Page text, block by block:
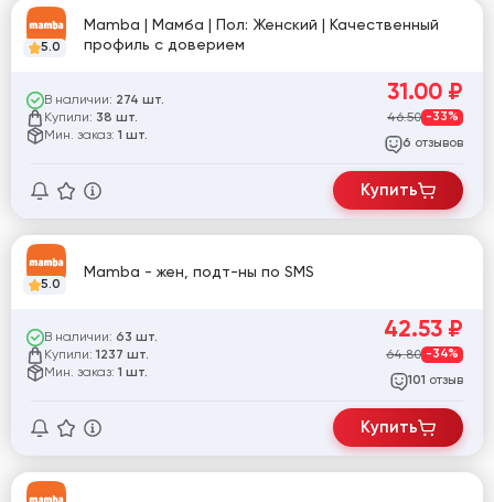
5.0
Mamba | Мамба | Пол: Женский | Качественный
профиль с доверием
В наличии: 274 шт.
Купили: 38 шт.
Мин. заказ: 1 шт.
31.00 ₽
46.50 -33%
6 отзывов
Купить
5.0
Mamba - жен, подт-ны по SMS
В наличии: 63 шт.
Купили: 1237 шт.
Мин. заказ: 1 шт.
42.53 ₽
64.80 -34%
101 отзыв
Купить